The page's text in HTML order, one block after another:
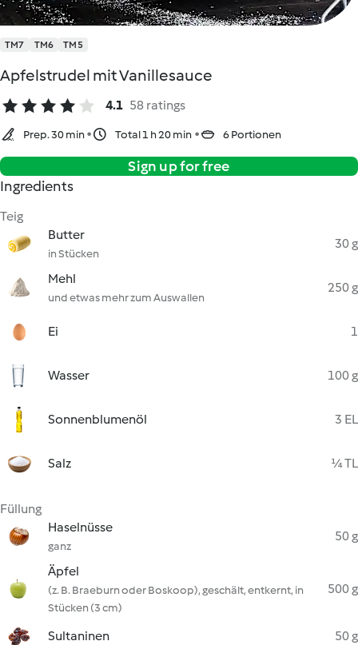
TM7 TM6 TM5
Apfelstrudel mit Vanillesauce
4.1 58 ratings
Prep. 30 min Total 1 h 20 min 6 Portionen
Sign up for free
Ingredients
Teig
Butter
in Stücken
30 g
Mehl
und etwas mehr zum Auswallen
250 g
Ei 1
Wasser 100 g
Sonnenblumenöl 3 EL
Salz ¼ TL
Füllung
Haselnüsse
ganz
50 g
Äpfel
(z. B. Braeburn oder Boskoop), geschält, entkernt, in
Stücken (3 cm)
500 g
Sultaninen 50 g